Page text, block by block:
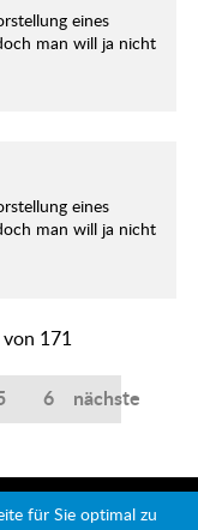
eines
man will ja nicht
eines
man will ja nicht
von 171
6 nächste
für Sie optimal zu